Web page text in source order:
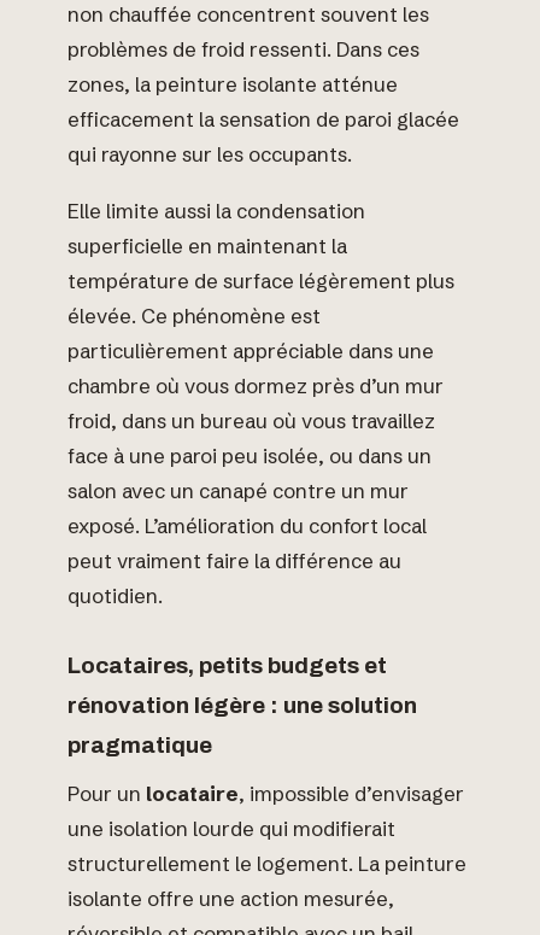
non chauffée concentrent souvent les
problèmes de froid ressenti. Dans ces
zones, la peinture isolante atténue
efficacement la sensation de paroi glacée
qui rayonne sur les occupants.
Elle limite aussi la condensation
superficielle en maintenant la
température de surface légèrement plus
élevée. Ce phénomène est
particulièrement appréciable dans une
chambre où vous dormez près d’un mur
froid, dans un bureau où vous travaillez
face à une paroi peu isolée, ou dans un
salon avec un canapé contre un mur
exposé. L’amélioration du confort local
peut vraiment faire la différence au
quotidien.
Locataires, petits budgets et
rénovation légère : une solution
pragmatique
Pour un locataire, impossible d’envisager
une isolation lourde qui modifierait
structurellement le logement. La peinture
isolante offre une action mesurée,